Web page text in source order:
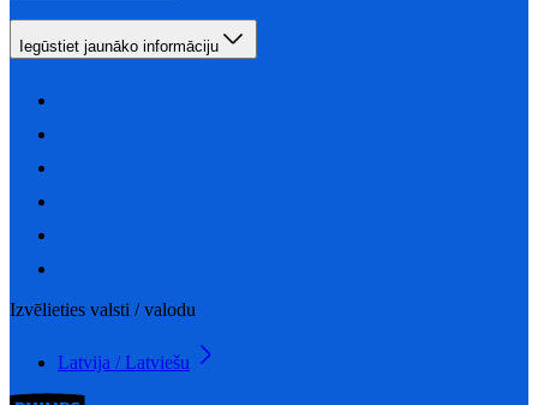
Iegūstiet jaunāko informāciju
Izvēlieties valsti / valodu
Latvija / Latviešu